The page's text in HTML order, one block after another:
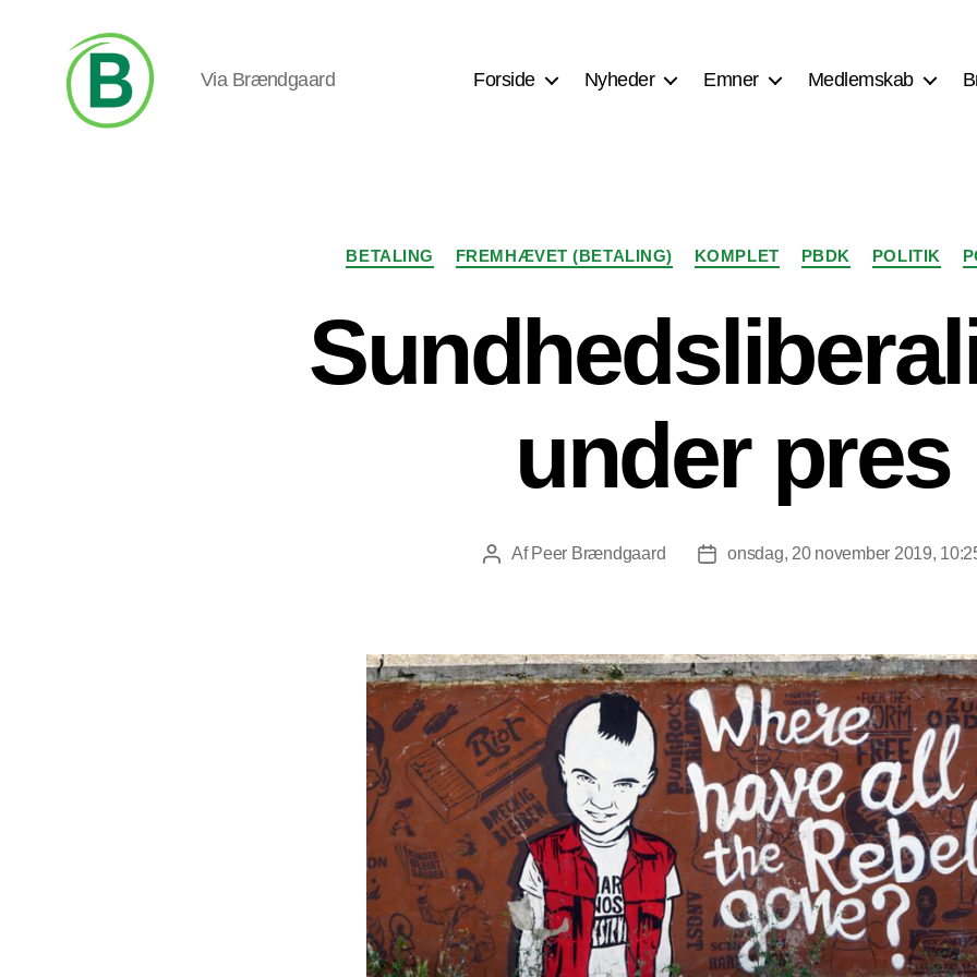
Via Brændgaard Forside Nyheder Emner Medlemskab
Kategorier
BETALING FREMHÆVET (BETALING) KOMPLET PBDK POLITIK
under pres
Indlægsforfatter
Af Peer Brændgaard Indlægsdato
onsdag, 20 november 2019,